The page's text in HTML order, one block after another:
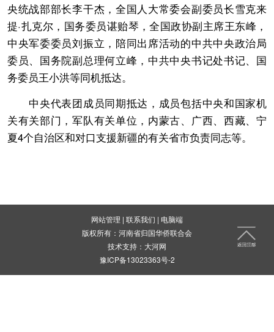
央统战部部长李干杰，全国人大常委会副委员长雪克来
提·扎克尔，国务委员谌贻琴，全国政协副主席王东峰，
中央军委委员刘振立，陪同出席活动的中共中央政治局
委员、国务院副总理何立峰，中共中央书记处书记、国
务委员王小洪等同机抵达。
中央代表团成员同期抵达，成员包括中央和国家机
关有关部门，军队有关单位，内蒙古、广西、西藏、宁
夏4个自治区和对口支援新疆的有关省市负责同志等。
网站管理 | 联系我们 | 电脑端
版权所有：河南省归国华侨联合会
技术支持： 大河网
豫ICP备13023363号-2